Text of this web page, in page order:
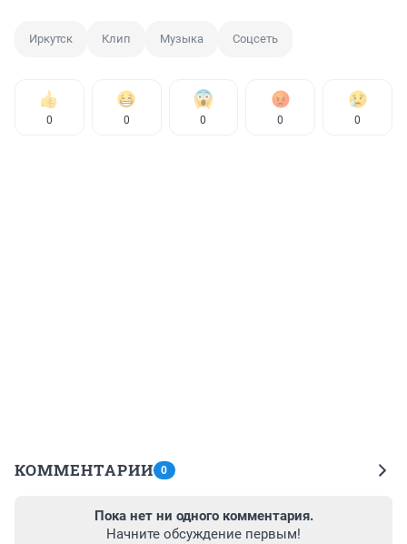
Иркутск Клип Музыка Соцсеть
0 0 0 0 0
КОММЕНТАРИИ 0
Пока нет ни одного комментария.
Начните обсуждение первым!